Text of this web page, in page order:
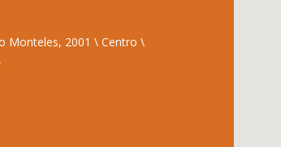
Monteles, 2001 \ Centro \